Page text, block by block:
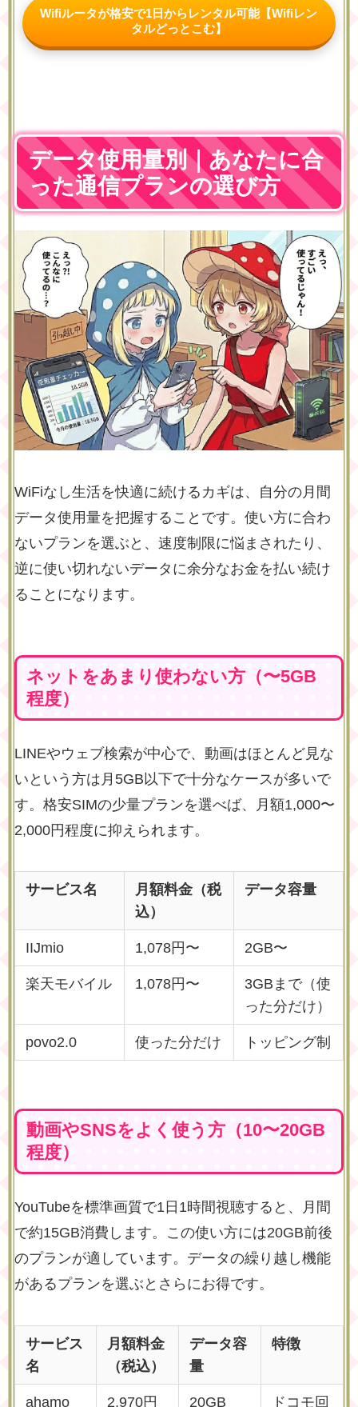
Wifiルータが格安で1日からレンタル可能【Wifiレン
タルどっとこむ】
データ使用量別｜あなたに合
った通信プランの選び方
WiFiなし生活を快適に続けるカギは、自分の月間
データ使用量を把握することです。使い方に合わ
ないプランを選ぶと、速度制限に悩まされたり、
逆に使い切れないデータに余分なお金を払い続け
ることになります。
ネットをあまり使わない方（〜5GB
程度）
LINEやウェブ検索が中心で、動画はほとんど見な
いという方は月5GB以下で十分なケースが多いで
す。格安SIMの少量プランを選べば、月額1,000〜
2,000円程度に抑えられます。
サービス名
月額料金（税
込）
データ容量
IIJmio 1,078円〜 2GB〜
楽天モバイル 1,078円〜
3GBまで（使
った分だけ）
povo2.0 使った分だけ トッピング制
動画やSNSをよく使う方（10〜20GB
程度）
YouTubeを標準画質で1日1時間視聴すると、月間
で約15GB消費します。この使い方には20GB前後
のプランが適しています。データの繰り越し機能
があるプランを選ぶとさらにお得です。
サービス
名
月額料金
（税込）
データ容
量
特徴
ahamo 2,970円 20GB ドコモ回